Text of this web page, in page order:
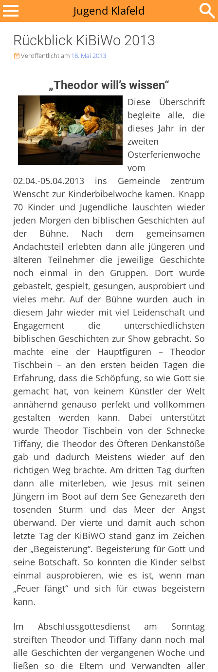
Zum
Inhalt
springen
Jugend Klafeld
Suchen
nach:Rückblick KiBiWo 2013
Veröffentlicht am 18. Mai 2013
„Theodor will’s wissen“
Diese Überschrift
begleite alle, die
dieses Jahr in der
zweiten
Osterferienwoche
vom
02.04.-05.04.2013 ins Gemeinde zentrum
Wenscht zur Kinderbibelwoche kamen. Knapp
70 Kinder und Jugendliche lauschten wieder
jeden Morgen den biblischen Geschichten auf
der Bühne. Nach dem gemeinsamen
Andachtsteil erlebten dann alle jüngeren und
älteren Teilnehmer die jeweilige Geschichte
noch einmal in den Gruppen. Dort wurde
gebastelt, gespielt, gesungen, ausprobiert und
vieles mehr. Auf der Bühne wurden auch in
diesem Jahr wieder mit viel Leidenschaft und
Engagement die unterschiedlichsten
biblischen Geschichten zur Show gebracht. So
machte eine der Hauptfiguren – Theodor
Tischbein – an den ersten beiden Tagen die
Erfahrung, dass die Schöpfung, so wie Gott sie
gemacht hat, von keinem Künstler der Welt
annähernd genauso perfekt und vollkommen
gestalten werden kann. Dabei unterstützt
wurde Theodor Tischbein von der Schnecke
Tiffany, die Theodor des Öfteren Denkanstöße
gab und dadurch Meistens wieder auf den
richtigen Weg brachte. Am dritten Tag durften
dann alle miterleben, wie Jesus mit seinen
Jüngern im Boot auf dem See Genezareth den
tosenden Sturm und das Meer der Angst
überwand. Der vierte und damit auch schon
letzte Tag der KiBiWO stand ganz im Zeichen
der „Begeisterung“. Begeisterung für Gott und
seine Botschaft. So konnten die Kinder selbst
einmal ausprobieren, wie es ist, wenn man
„Feuer fängt“ und sich für etwas begeistern
kann.
Im Abschlussgottesdienst am Sonntag
streiften Theodor und Tiffany dann noch mal
alle Geschichten der vergangenen Woche und
ließen so die Eltern und Verwandten aller